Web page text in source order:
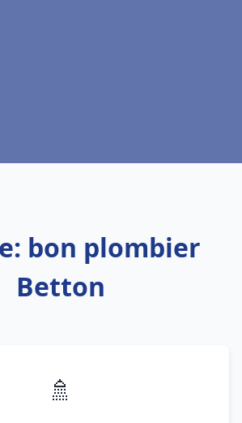
bon plombier
Betton
🚿